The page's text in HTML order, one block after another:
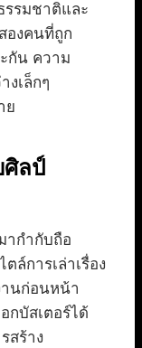
รรมชาติและ
องคนที่ถูก
กัน ความ
งเล็กๆ
ย
ลป์
ากำกับถือ
ล์การเล่าเรื่อง
นก่อนหน้า
บัสเตอร์ได้
สร้าง